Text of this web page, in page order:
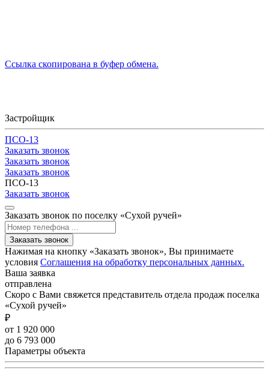
Ссылка скопирована в буфер обмена.
Застройщик
ПСО-13
Заказать звонок
Заказать звонок
Заказать звонок
ПСО-13
Заказать звонок
Заказать звонок по поселку «Сухой ручей»
Заказать звонок
Нажимая на кнопку «Заказать звонок», Вы принимаете
условия Соглашения на обработку персональных данных.
Ваша заявка
отправлена
Скоро с Вами свяжется представитель отдела продаж поселка
«Сухой ручей»
₽
от 1 920 000
до 6 793 000
Параметры объекта